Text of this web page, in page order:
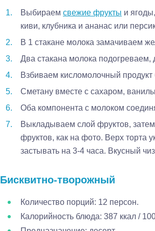
Выбираем свежие фрукты и
киви, клубника и ананас или
В 1 стакане молока замачиваем
Два стакана молока
Взбиваем кисломолочный
Сметану вместе с сахаром,
Оба компонента с молоком
Выкладываем слой фруктов,
фруктов, как на фото. Верх торта
застывать на 3-4 часа. Вкусный
Бисквитно-творожный
Количество порций: 12 персон.
Калорийность блюда: 387 ккал / 100